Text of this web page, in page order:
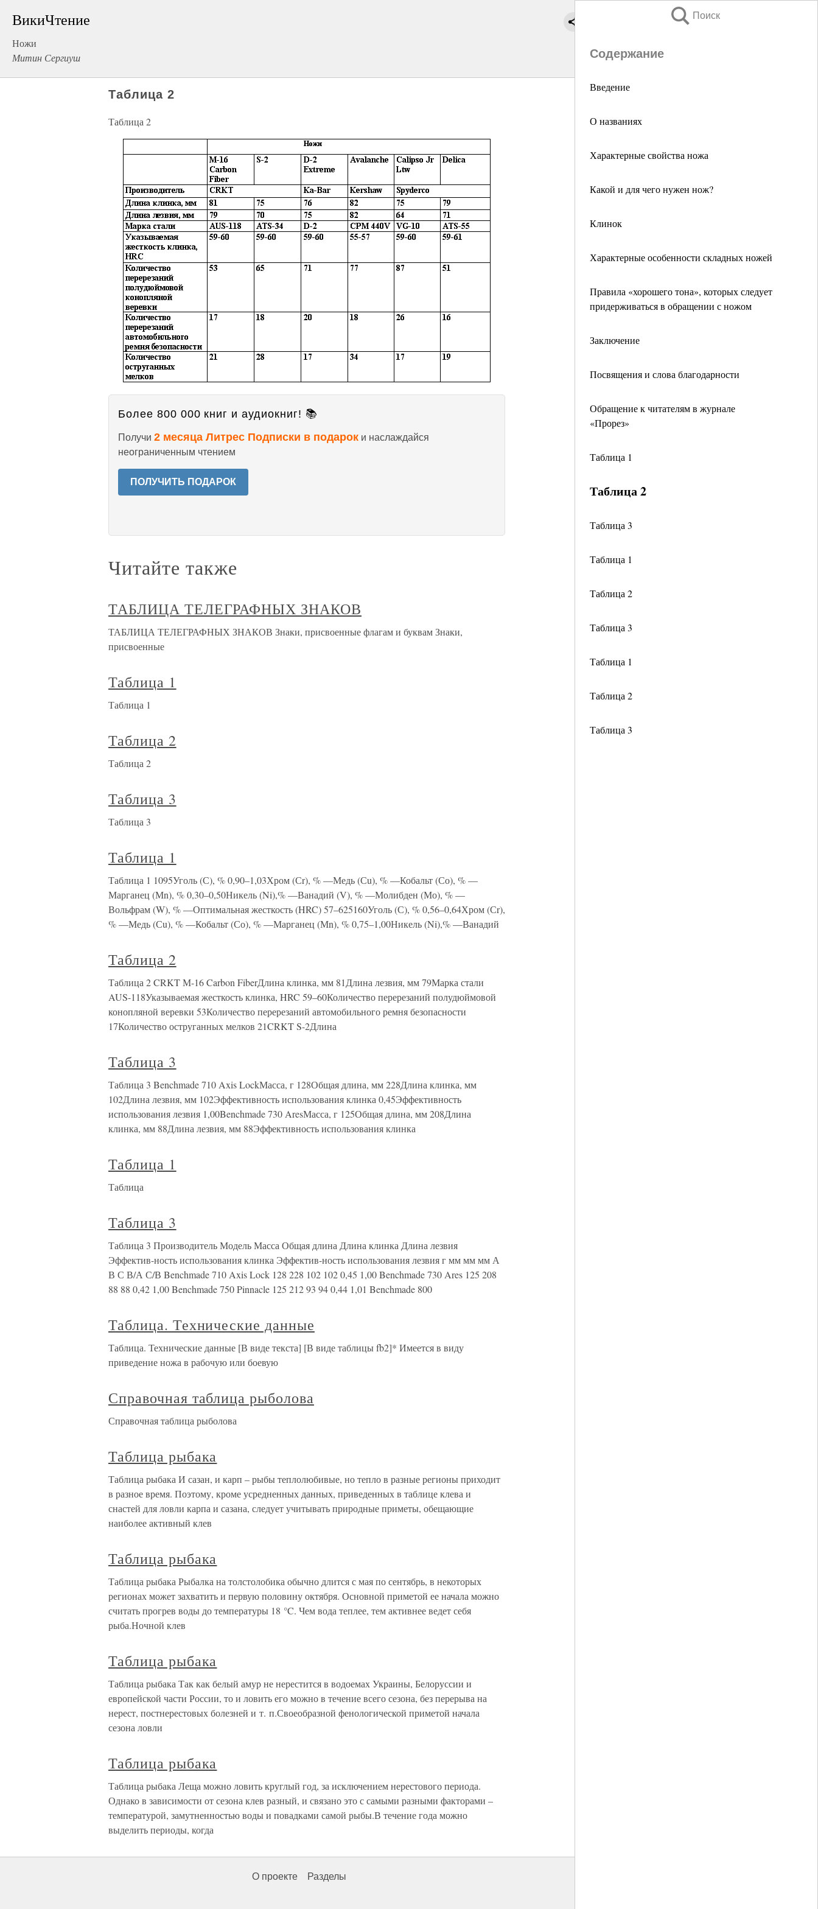
ВикиЧтение
Ножи
Митин Сергиуш
Поиск
Содержание
Введение
О названиях
Характерные свойства ножа
Какой и для чего нужен нож?
Клинок
Характерные особенности складных ножей
Правила «хорошего тона», которых следует
придерживаться в обращении с ножом
Заключение
Посвящения и слова благодарности
Обращение к читателям в журнале
«Прорез»
Таблица 1
Таблица 2
Таблица 3
Таблица 1
Таблица 2
Таблица 3
Таблица 1
Таблица 2
Таблица 3
Таблица 2
Таблица 2
Более 800 000 книг и аудиокниг! 📚
Получи 2 месяца Литрес Подписки в подарок и наслаждайся
неограниченным чтением
ПОЛУЧИТЬ ПОДАРОК
Читайте также
ТАБЛИЦА ТЕЛЕГРАФНЫХ ЗНАКОВ
ТАБЛИЦА ТЕЛЕГРАФНЫХ ЗНАКОВ Знаки, присвоенные флагам и буквам Знаки,
присвоенные
Таблица 1
Таблица 1
Таблица 2
Таблица 2
Таблица 3
Таблица 3
Таблица 1
Таблица 1 1095Уголь (С), % 0,90–1,03Хром (Сr), % —Медь (Сu), % —Кобальт (Со), % —
Марганец (Мn), % 0,30–0,50Никель (Ni),% —Ванадий (V), % —Молибден (Мо), % —
Вольфрам (W), % —Оптимальная жесткость (HRC) 57–625160Уголь (С), % 0,56–0,64Хром (Сr),
% —Медь (Сu), % —Кобальт (Со), % —Марганец (Мn), % 0,75–1,00Никель (Ni),% —Ванадий
Таблица 2
Таблица 2 CRKT М-16 Carbon FiberДлина клинка, мм 81Длина лезвия, мм 79Марка стали
AUS-118Указываемая жесткость клинка, HRC 59–60Количество перерезаний полудюймовой
конопляной веревки 53Количество перерезаний автомобильного ремня безопасности
17Количество оструганных мелков 21CRKT S-2Длина
Таблица 3
Таблица 3 Benchmade 710 Axis LockМасса, г 128Общая длина, мм 228Длина клинка, мм
102Длина лезвия, мм 102Эффективность использования клинка 0,45Эффективность
использования лезвия 1,00Benchmade 730 AresМасса, г 125Общая длина, мм 208Длина
клинка, мм 88Длина лезвия, мм 88Эффективность использования клинка
Таблица 1
Таблица
Таблица 3
Таблица 3 Производитель Модель Масса Общая длина Длина клинка Длина лезвия
Эффектив-ность использования клинка Эффектив-ность использования лезвия г мм мм мм А
В С В/А С/В Benchmade 710 Axis Lock 128 228 102 102 0,45 1,00 Benchmade 730 Ares 125 208
88 88 0,42 1,00 Benchmade 750 Pinnacle 125 212 93 94 0,44 1,01 Benchmade 800
Таблица. Технические данные
Таблица. Технические данные [В виде текста] [В виде таблицы fb2]* Имеется в виду
приведение ножа в рабочую или боевую
Справочная таблица рыболова
Справочная таблица рыболова
Таблица рыбака
Таблица рыбака И сазан, и карп – рыбы теплолюбивые, но тепло в разные регионы приходит
в разное время. Поэтому, кроме усредненных данных, приведенных в таблице клева и
снастей для ловли карпа и сазана, следует учитывать природные приметы, обещающие
наиболее активный клев
Таблица рыбака
Таблица рыбака Рыбалка на толстолобика обычно длится с мая по сентябрь, в некоторых
регионах может захватить и первую половину октября. Основной приметой ее начала можно
считать прогрев воды до температуры 18 °C. Чем вода теплее, тем активнее ведет себя
рыба.Ночной клев
Таблица рыбака
Таблица рыбака Так как белый амур не нерестится в водоемах Украины, Белоруссии и
европейской части России, то и ловить его можно в течение всего сезона, без перерыва на
нерест, постнерестовых болезней и т. п.Своеобразной фенологической приметой начала
сезона ловли
Таблица рыбака
Таблица рыбака Леща можно ловить круглый год, за исключением нерестового периода.
Однако в зависимости от сезона клев разный, и связано это с самыми разными факторами –
температурой, замутненностью воды и повадками самой рыбы.В течение года можно
выделить периоды, когда
О проекте Разделы